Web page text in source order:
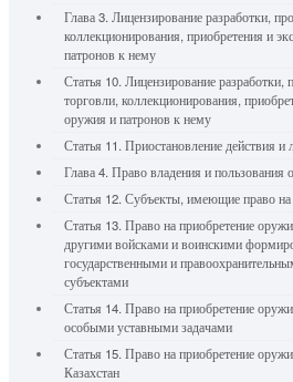
Глава 3. Лицензирование разработки,
коллекционирования, приобретения и
патронов к нему
Статья 10. Лицензирование разработки,
торговли, коллекционирования,
оружия и патронов к нему
Статья 11. Приостановление действия и
Глава 4. Право владения и пользования
Статья 12. Субъекты, имеющие право на
Статья 13. Право на приобретение
другими войсками и воинскими
государственными и
субъектами
Статья 14. Право на приобретение
особыми уставными задачами
Статья 15. Право на приобретение
Казахстан